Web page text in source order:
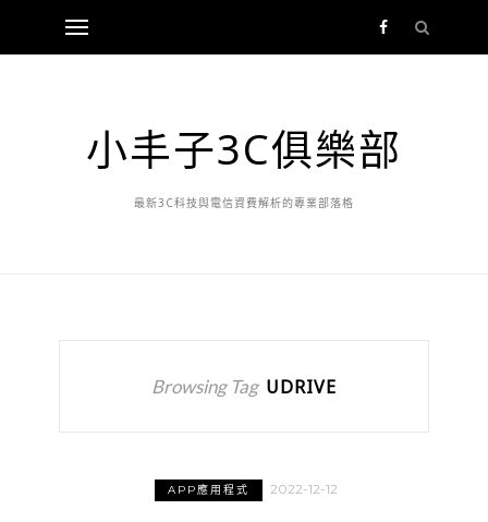
小丰子3C俱樂部
最新3C科技與電信資費解析的專業部落格
Browsing Tag UDRIVE
APP應用程式 2022-12-12